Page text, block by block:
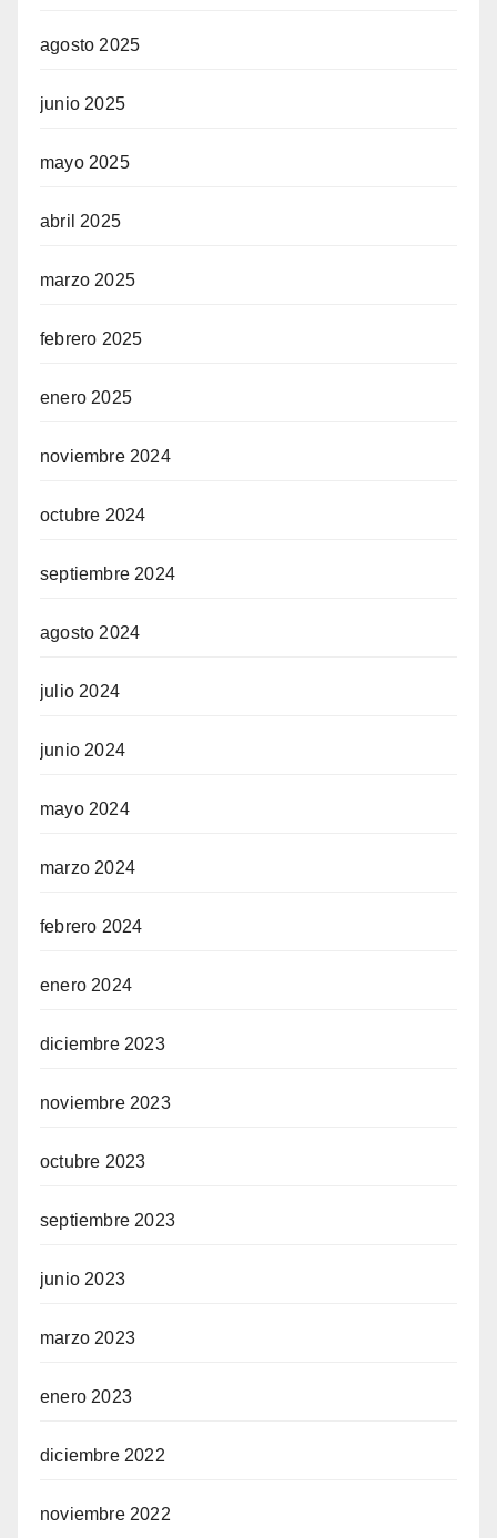
agosto 2025
junio 2025
mayo 2025
abril 2025
marzo 2025
febrero 2025
enero 2025
noviembre 2024
octubre 2024
septiembre 2024
agosto 2024
julio 2024
junio 2024
mayo 2024
marzo 2024
febrero 2024
enero 2024
diciembre 2023
noviembre 2023
octubre 2023
septiembre 2023
junio 2023
marzo 2023
enero 2023
diciembre 2022
noviembre 2022